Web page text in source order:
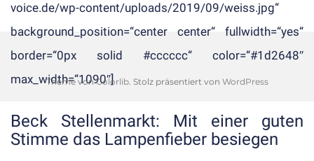
voice.de/wp-content/uploads/2019/09/weiss.jpg“
background_position=“center center“ fullwidth=“yes“
border=“0px solid #cccccc“ color=“#1d2648″
max_width=“1090″]
Beck Stellenmarkt: Mit einer guten
Stimme das Lampenfieber besiegen
Theme vonColorlib. Stolz präsentiert von WordPress